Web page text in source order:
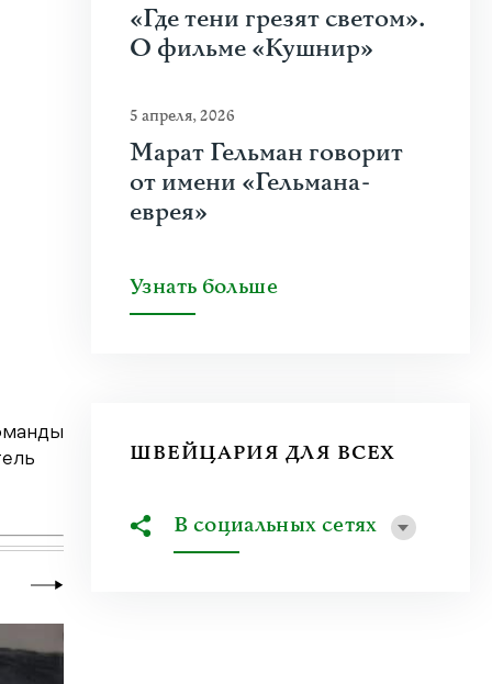
«Где тени грезят светом».
О фильме «Кушнир»
5 апреля, 2026
Марат Гельман говорит
от имени «Гельмана-
еврея»
Узнать больше
ШВЕЙЦАРИЯ ДЛЯ ВСЕХ
В социальных сетях